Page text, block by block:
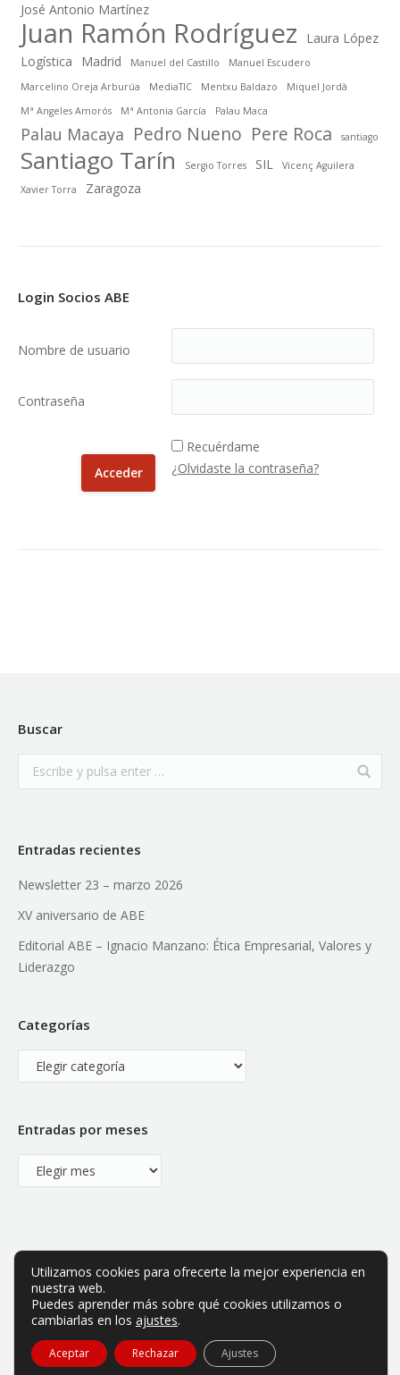
José Antonio Martínez
Juan Ramón Rodríguez
Laura López
Logística
Madrid Manuel del Castillo
Manuel Escudero
Marcelino Oreja Arburúa
MediaTIC Mentxu Baldazo
Miquel Jordà
Mª Angeles Amorós
Mª Antonia García Palau Maca
Palau Macaya Pedro Nueno Pere Roca santiago
Santiago Tarín Sergio Torres SIL
Vicenç Aguilera
Xavier Torra
Zaragoza
Login Socios ABE
Nombre de usuario
Contraseña
Recuérdame
¿Olvidaste la contraseña?
Buscar
Entradas recientes
Newsletter 23 – marzo 2026
XV aniversario de ABE
Editorial ABE – Ignacio Manzano: Ética Empresarial, Valores y
Liderazgo
Categorías
Categorías
Entradas por meses
Entradas
por
ABE es una asociación privada sin ánimo de lucro.
Utilizamos cookies para ofrecerte la mejor experiencia en
nuestra web.
Puedes aprender más sobre qué cookies utilizamos o
cambiarlas en los ajustes.
Aceptar Rechazar Ajustes